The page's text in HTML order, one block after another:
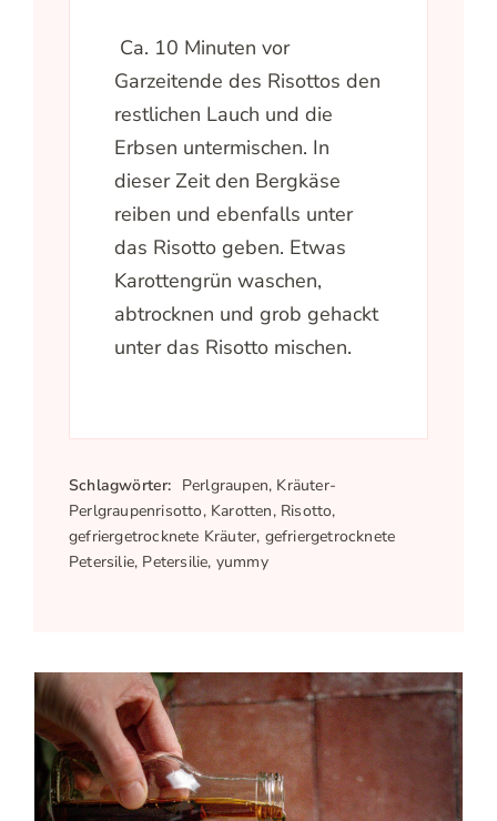
Ca. 10 Minuten vor
Garzeitende des Risottos den
restlichen Lauch und die
Erbsen untermischen. In
dieser Zeit den Bergkäse
reiben und ebenfalls unter
das Risotto geben. Etwas
Karottengrün waschen,
abtrocknen und grob gehackt
unter das Risotto mischen.
Schlagwörter: Perlgraupen, Kräuter-
Perlgraupenrisotto, Karotten, Risotto,
gefriergetrocknete Kräuter, gefriergetrocknete
Petersilie, Petersilie, yummy